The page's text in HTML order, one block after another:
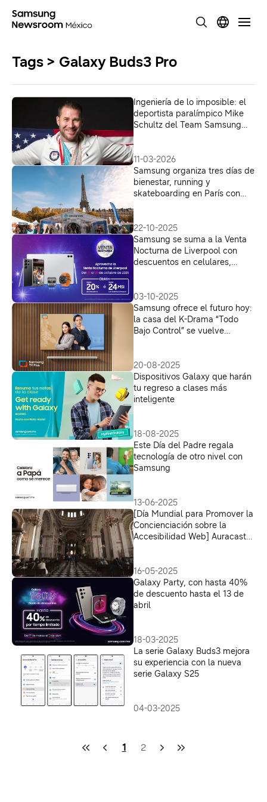
Tags > Galaxy Buds3 Pro
Ingeniería de lo imposible: el
deportista paralímpico Mike
Schultz del Team Samsung
11-03-2026
Samsung organiza tres días de
bienestar, running y
skateboarding en París con
22-10-2025
Samsung se suma a la Venta
Nocturna de Liverpool con
descuentos en celulares,
03-10-2025
Samsung ofrece el futuro hoy:
la casa del K-Drama “Todo
Bajo Control” se vuelve
20-08-2025
Dispositivos Galaxy que harán
tu regreso a clases más
inteligente
18-08-2025
Este Día del Padre regala
tecnología de otro nivel con
Samsung
13-06-2025
[Día Mundial para Promover la
Concienciación sobre la
Accesibilidad Web] Auracast
claridad inigualable
16-05-2025
Galaxy Party, con hasta 40%
de descuento hasta el 13 de
abril
18-03-2025
La serie Galaxy Buds3 mejora
su experiencia con la nueva
serie Galaxy S25
04-03-2025
1 2